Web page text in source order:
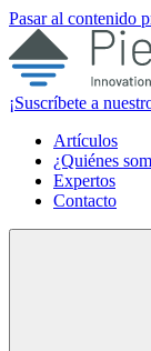
Pasar al contenido
¡Suscríbete a
Artículos
¿Quiénes
Expertos
Contacto